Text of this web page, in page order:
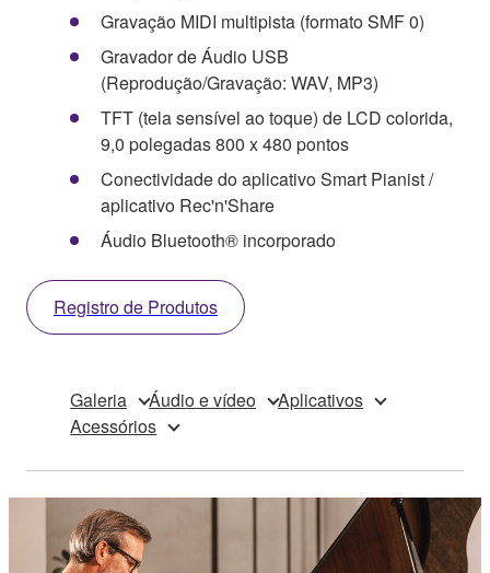
Gravação MIDI multipista (formato SMF 0)
Gravador de Áudio USB
(Reprodução/Gravação: WAV, MP3)
TFT (tela sensível ao toque) de LCD colorida,
9,0 polegadas 800 x 480 pontos
Conectividade do aplicativo Smart Pianist /
aplicativo Rec'n'Share
Áudio Bluetooth® incorporado
Registro de Produtos
Galeria Áudio e vídeo
Aplicativos
Acessórios